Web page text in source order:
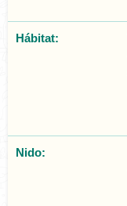
Hábitat:
Nido: